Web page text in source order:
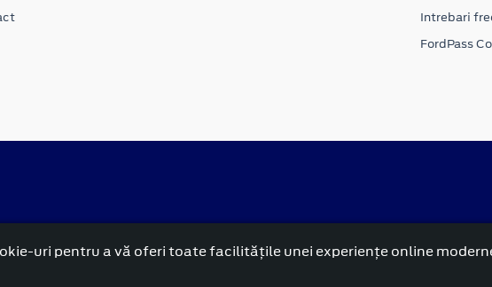
Intrebari
FordPass
uri pentru a vă oferi toate facilitățile unei experiențe online